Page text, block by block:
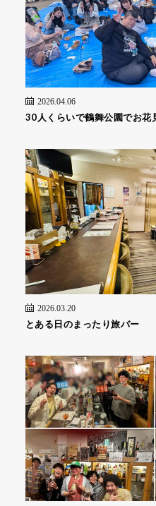
2026.04.06
30人くらいで鶴舞公園でお花
2026.03.20
とある日のまったり旅バー